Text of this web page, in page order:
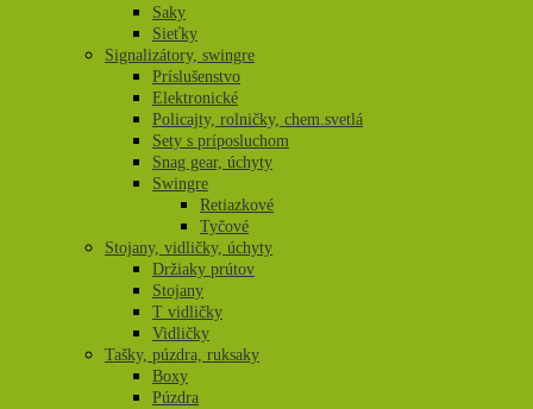
Saky
Sieťky
Signalizátory, swingre
Príslušenstvo
Elektronické
Policajty, rolničky, chem.svetlá
Sety s príposluchom
Snag gear, úchyty
Swingre
Retiazkové
Tyčové
Stojany, vidličky, úchyty
Držiaky prútov
Stojany
T vidličky
Vidličky
Tašky, púzdra, ruksaky
Boxy
Púzdra